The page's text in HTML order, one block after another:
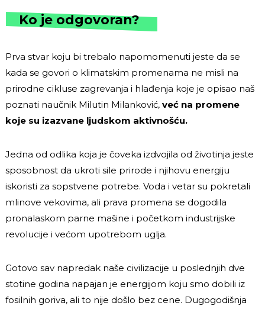
Ko je odgovoran?
Prva stvar koju bi trebalo napomomenuti jeste da se
kada se govori o klimatskim promenama ne misli na
prirodne cikluse zagrevanja i hlađenja koje je opisao naš
poznati naučnik Milutin Milanković, već na promene
koje su izazvane ljudskom aktivnošću.
Jedna od odlika koja je čoveka izdvojila od životinja jeste
sposobnost da ukroti sile prirode i njihovu energiju
iskoristi za sopstvene potrebe. Voda i vetar su pokretali
mlinove vekovima, ali prava promena se dogodila
pronalaskom parne mašine i početkom industrijske
revolucije i većom upotrebom uglja.
Gotovo sav napredak naše civilizacije u poslednjih dve
stotine godina napajan je energijom koju smo dobili iz
fosilnih goriva, ali to nije došlo bez cene. Dugogodišnja